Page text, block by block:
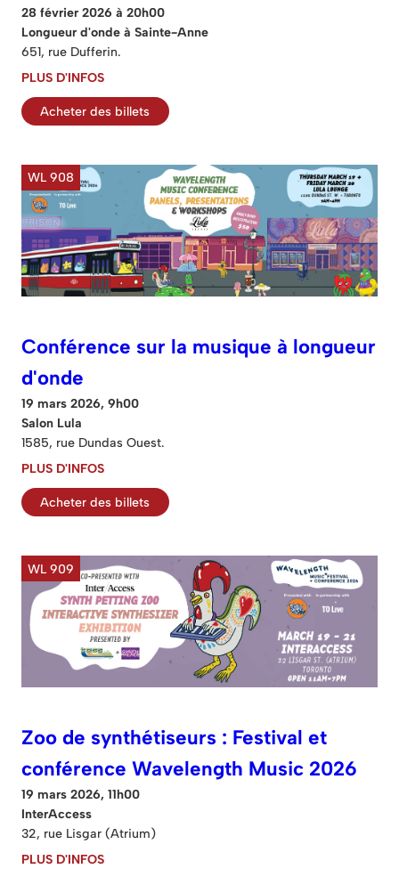
28 février 2026 à 20h00
Longueur d'onde à Sainte-Anne
651, rue Dufferin.
PLUS D'INFOS
Acheter des billets
WL 908
Conférence sur la musique à longueur
d'onde
19 mars 2026, 9h00
Salon Lula
1585, rue Dundas Ouest.
PLUS D'INFOS
Acheter des billets
WL 909
Zoo de synthétiseurs : Festival et
conférence Wavelength Music 2026
19 mars 2026, 11h00
InterAccess
32, rue Lisgar (Atrium)
PLUS D'INFOS